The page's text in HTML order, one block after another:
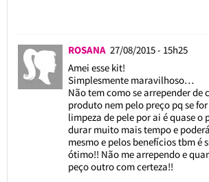
ROSANA 27/08/2015 - 15h25
Amei esse kit!
Simplesmente maravilhoso…
Não tem como se arrepender de
produto nem pelo preço pq se
limpeza de pele por ai é quase o
durar muito mais tempo e
mesmo e pelos benefícios tbm é
ótimo!! Não me arrependo e
peço outro com certeza!!